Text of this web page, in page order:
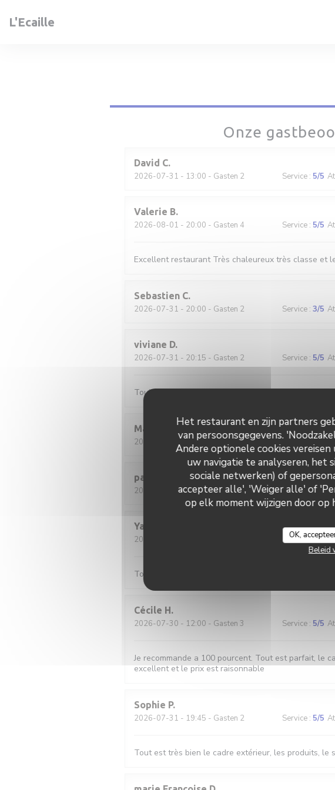
Het restaurant en zijn partners
van persoonsgegevens.
Andere optionele cookies
uw navigatie te analyseren, het
sociale netwerken) of
accepteer alle', 'Weiger alle' of
op elk moment wijzigen door op
OK,
Beleid
L'Ecaille
Onze
David C
2026-07-31 - 13:00 - Gasten 2 Service : 5/5
Valerie B
2026-08-01 - 20:00 - Gasten 4 Service : 5/5
Excellent restaurant Très chaleureux très classe et
Sebastien C
2026-07-31 - 20:00 - Gasten 2 Service : 3/5
viviane D
2026-07-31 - 20:15 - Gasten 2 Service : 5/5
Toujours aussi satisfaite, c'est très bon et le service
Martine
2026-08-02 - 12:30 - Gasten 2 Service : 5/5
pascal
2026-07-30- 12:00 - Gasten 2 Service :5 /5
Yann
2026-08-01
Service:5/5
Toujours au top
Cécile H
2026-07-30 - 12:00 - Gasten 3 Service : 5/5
Je recommande a 100 pourcent. Tout est parfait, le
excellent et le prix est raisonnable
Sophie P
2026-07-31 - 19:45 - Gasten 2 Service : 5/5
Tout est très bien le cadre extérieur, les produits, le